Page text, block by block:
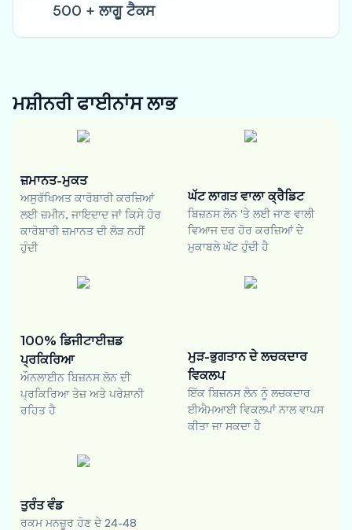
500 + ਲਾਗੂ ਟੈਕਸ
ਮਸ਼ੀਨਰੀ ਫਾਈਨਾਂਸਲਾਭ
ਜ਼ਮਾਨਤ-ਮੁਕਤ
ਅਸੁਰੱਖਿਅਤ ਕਾਰੋਬਾਰੀ ਕਰਜ਼ਿਆਂ
ਲਈ ਜ਼ਮੀਨ, ਜਾਇਦਾਦ ਜਾਂ ਕਿਸੇ ਹੋਰ
ਕਾਰੋਬਾਰੀ ਜ਼ਮਾਨਤ ਦੀ ਲੋੜ ਨਹੀਂ
ਹੁੰਦੀ
ਘੱਟ ਲਾਗਤ ਵਾਲਾ ਕ੍ਰੈਡਿਟ
ਬਿਜ਼ਨਸ ਲੋਨ 'ਤੇ ਲਈ ਜਾਣ ਵਾਲੀ
ਵਿਆਜ ਦਰ ਹੋਰ ਕਰਜ਼ਿਆਂ ਦੇ
ਮੁਕਾਬਲੇ ਘੱਟ ਹੁੰਦੀ ਹੈ
100% ਡਿਜੀਟਾਈਜ਼ਡ
ਪ੍ਰਕਿਰਿਆ
ਔਨਲਾਈਨ ਬਿਜ਼ਨਸ ਲੋਨ ਦੀ
ਪ੍ਰਕਿਰਿਆ ਤੇਜ਼ ਅਤੇ ਪਰੇਸ਼ਾਨੀ
ਰਹਿਤ ਹੈ
ਮੁੜ-ਭੁਗਤਾਨ ਦੇ ਲਚਕਦਾਰ
ਵਿਕਲਪ
ਇੱਕ ਬਿਜ਼ਨਸ ਲੋਨ ਨੂੰ ਲਚਕਦਾਰ
ਈਐਮਆਈ ਵਿਕਲਪਾਂ ਨਾਲ ਵਾਪਸ
ਕੀਤਾ ਜਾ ਸਕਦਾ ਹੈ
ਤੁਰੰਤ ਵੰਡ
ਰਕਮ ਮਨਜ਼ੂਰ ਹੋਣ ਦੇ 24-48